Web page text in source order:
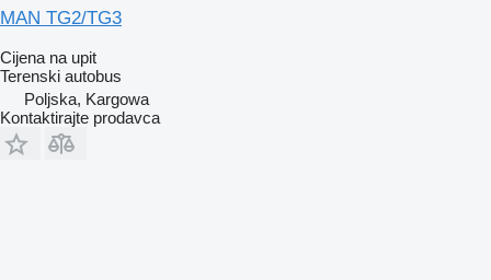
MAN TG2/TG3
Cijena na upit
Terenski autobus
Poljska, Kargowa
Kontaktirajte prodavca